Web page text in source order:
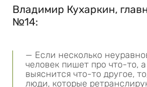
Владимир Кухаркин,
№14:
— Если несколько
человек пишет про что-то,
выяснится что-то другое,
люди, которые